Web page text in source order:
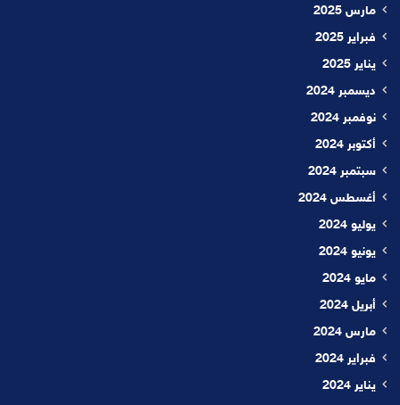
مارس 2025
فبراير 2025
يناير 2025
ديسمبر 2024
نوفمبر 2024
أكتوبر 2024
سبتمبر 2024
أغسطس 2024
يوليو 2024
يونيو 2024
مايو 2024
أبريل 2024
مارس 2024
فبراير 2024
يناير 2024